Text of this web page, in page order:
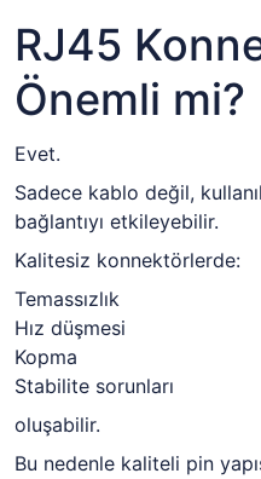
RJ45
Önemli mi?
Evet.
Sadece kablo değil,
bağlantıyı etkileyebilir.
Kalitesiz konnektörlerde:
Temassızlık
Hız düşmesi
Kopma
Stabilite sorunları
oluşabilir.
Bu nedenle kaliteli pin